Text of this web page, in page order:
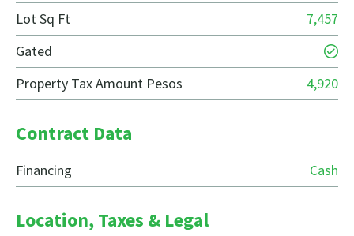
Lot Sq Ft
7,457
Gated
Property Tax Amount Pesos
4,920
Contract Data
Financing Cash
Location, Taxes & Legal